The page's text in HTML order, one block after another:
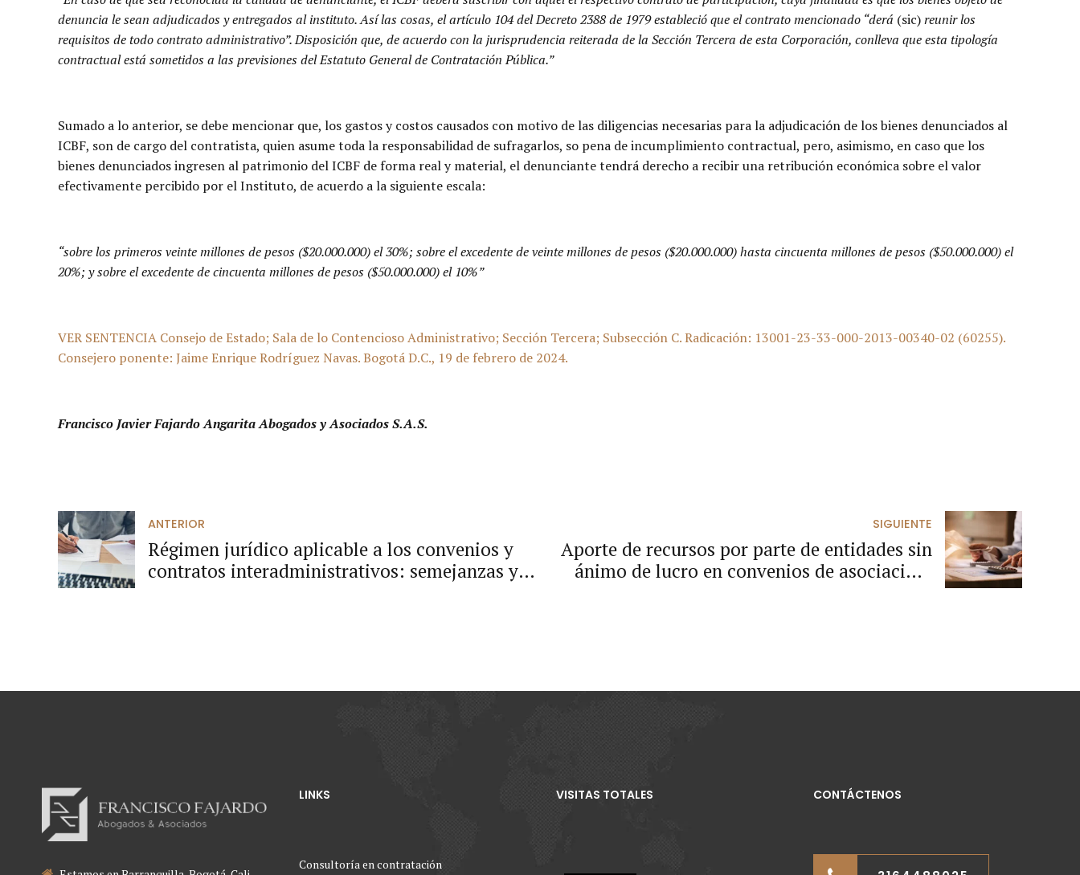
denuncia le sean adjudicados y entregados al instituto. Así las cosas, el artículo 104 del Decreto 2388 de 1979 estableció que el contrato mencionado “derá (sic)reunir los
requisitos de todo contrato administrativo”. Disposición que, de acuerdo con la jurisprudencia reiterada de la Sección Tercera de esta Corporación, conlleva que esta tipología
contractual está sometidos a las previsiones del Estatuto General de Contratación Pública.”
Sumado a lo anterior, se debe mencionar que, los gastos y costos causados con motivo de las diligencias necesarias para la adjudicación de los bienes denunciados al
ICBF, son de cargo del contratista, quien asume toda la responsabilidad de sufragarlos, so pena de incumplimiento contractual, pero, asimismo, en caso que los
bienes denunciados ingresen al patrimonio del ICBF de forma real y material, el denunciante tendrá derecho a recibir una retribución económica sobre el valor
efectivamente percibido por el Instituto, de acuerdo a la siguiente escala:
“sobre los primeros veinte millones de pesos ($20.000.000) el 30%; sobre el excedente de veinte millones de pesos ($20.000.000) hasta cincuenta millones de pesos ($50.000.000) el
20%; y sobre el excedente de cincuenta millones de pesos ($50.000.000) el 10%”
VER SENTENCIA Consejo de Estado; Sala de lo Contencioso Administrativo; Sección Tercera; Subsección C. Radicación: 13001-23-33-000-2013-00340-02 (60255).
Consejero ponente: Jaime Enrique Rodríguez Navas. Bogotá D.C., 19 de febrero de 2024.
Francisco Javier Fajardo Angarita Abogados y Asociados S.A.S.
ANTERIOR
Régimen jurídico aplicable a los convenios y
contratos interadministrativos: semejanzas y
SIGUIENTE
Aporte de recursos por parte de entidades sin
ánimo de lucro en convenios de asociación,
LINKS
Consultoría en contratación
VISITAS TOTALES CONTÁCTENOS